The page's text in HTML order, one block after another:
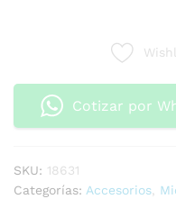
Cotizar por
SKU: 18631
Categorías: Accesorios